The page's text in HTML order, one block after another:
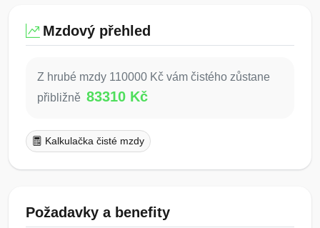
Mzdový přehled
Z hrubé mzdy 110000 Kč vám čistého zůstane
přibližně 83310 Kč
Kalkulačka čisté mzdy
Požadavky a benefity